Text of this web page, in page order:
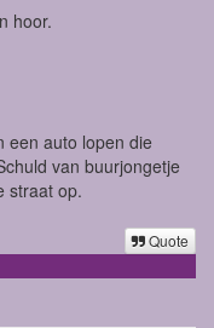
hoor.
een auto lopen die
van buurjongetje
straat op.
Quote